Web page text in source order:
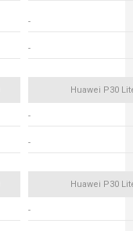
-
-
Huawei P30
-
-
Huawei P30
-